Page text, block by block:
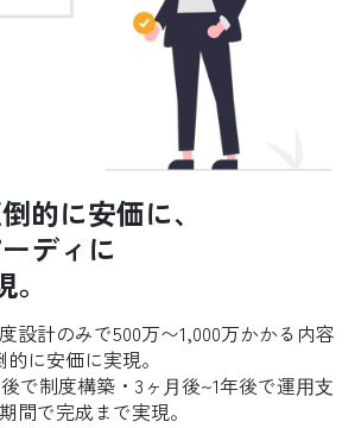
的に安価に、
ディに
設計のみで500万〜1,000万かかる内容
に安価に実現。
で制度構築・3ヶ⽉後~1年後で運⽤⽀
間で完成まで実現。